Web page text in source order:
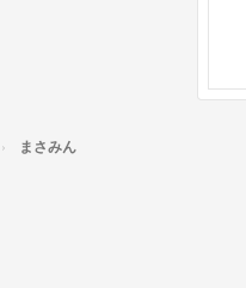
まさみん